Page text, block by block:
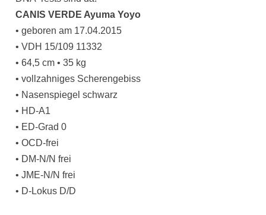
CANIS VERDE Ayuma Yoyo
• geboren am 17.04.2015
• VDH 15/109 11332
• 64,5 cm • 35 kg
• vollzahniges Scherengebiss
• Nasenspiegel schwarz
• HD-A1
• ED-Grad 0
• OCD-frei
• DM-N/N frei
• JME-N/N frei
• D-Lokus D/D